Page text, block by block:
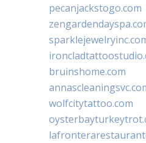
pecanjackstogo.com
bruinshome.com
wolfcitytattoo.com